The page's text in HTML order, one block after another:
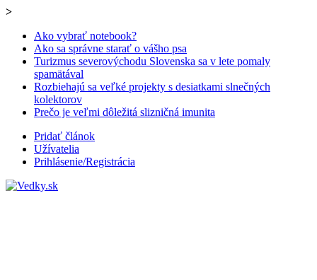
>
Ako vybrať notebook?
Ako sa správne starať o vášho psa
Turizmus severovýchodu Slovenska sa v lete pomaly
spamätával
Rozbiehajú sa veľké projekty s desiatkami slnečných
kolektorov
Prečo je veľmi dôležitá slizničná imunita
Pridať článok
Užívatelia
Prihlásenie/Registrácia